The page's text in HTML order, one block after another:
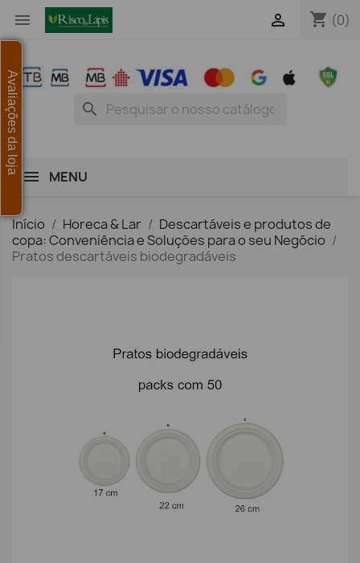
 shopping_cart (0)

search
MENU
Início Horeca & Lar
Descartáveis e produtos de
copa: Conveniência e Soluções para o seu Negócio
Pratos descartáveis biodegradáveis
Avaliações da loja